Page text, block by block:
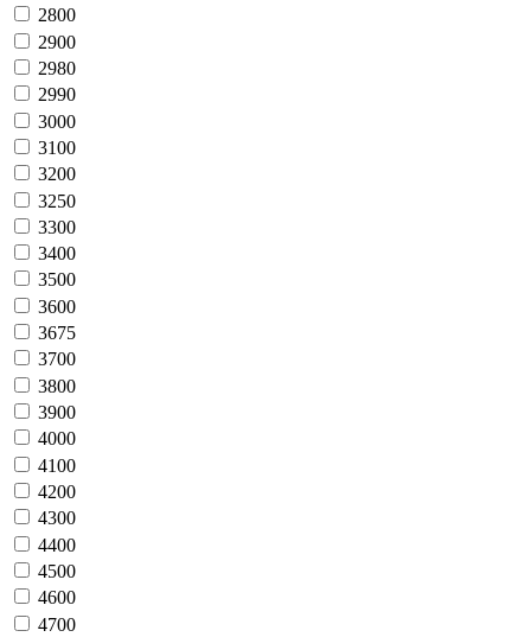
2800
2900
2980
2990
3000
3100
3200
3250
3300
3400
3500
3600
3675
3700
3800
3900
4000
4100
4200
4300
4400
4500
4600
4700